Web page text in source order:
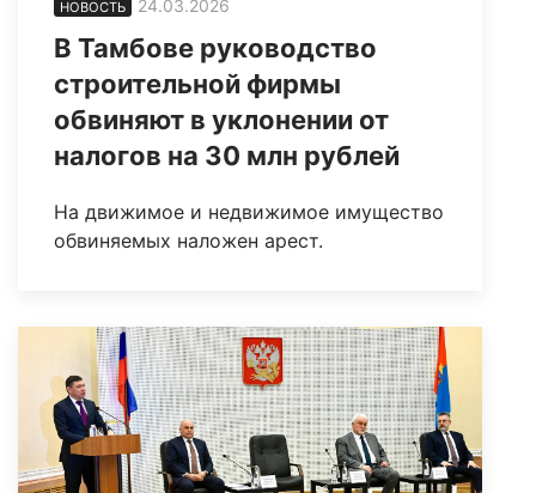
НОВОСТЬ 24.03.2026
В Тамбове руководство
строительной фирмы
обвиняют в уклонении от
налогов на 30 млн рублей
На движимое и недвижимое имущество
обвиняемых наложен арест.